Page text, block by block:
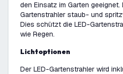
den Einsatz im Garten
Gartenstrahler staub- und
Dies schützt die LED-
wie Regen.
Lichtoptionen
Der LED-Gartenstrahler wird